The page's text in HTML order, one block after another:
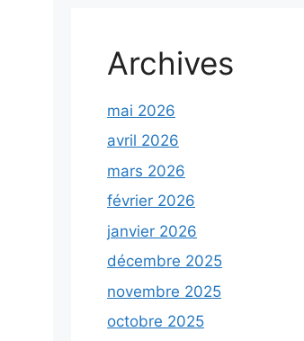
Archives
mai 2026
avril 2026
mars 2026
février 2026
janvier 2026
décembre 2025
novembre 2025
octobre 2025